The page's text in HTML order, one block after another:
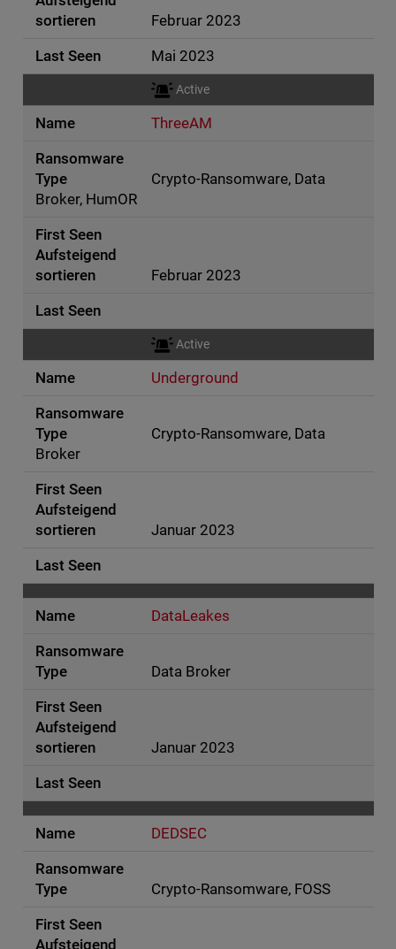
Februar 2023
Mai 2023
Active
ThreeAM
Crypto-Ransomware, Data
Broker, HumOR
Februar 2023
Active
Underground
Crypto-Ransomware, Data
Broker
Januar 2023
DataLeakes
Data Broker
Januar 2023
DEDSEC
Crypto-Ransomware, FOSS